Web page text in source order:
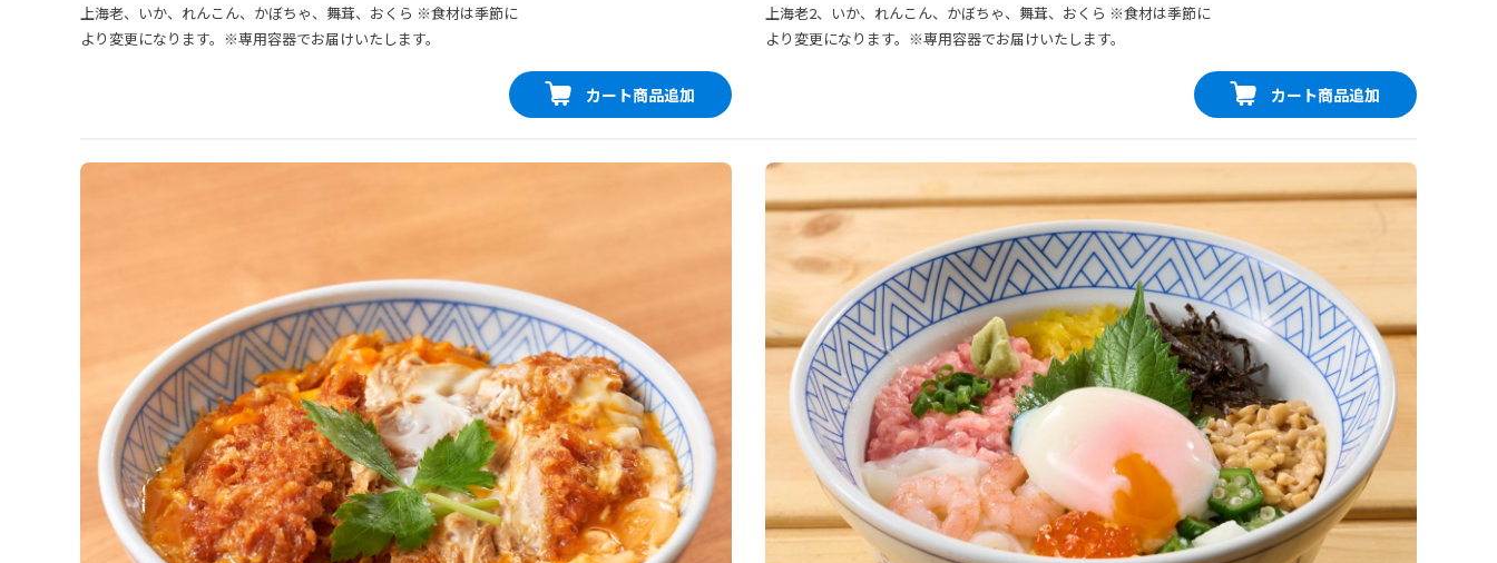
上海老、いか、れんこん、かぼちゃ、舞茸、おくら ※食材は季節に
より変更になります。※専用容器でお届けいたします。
カート商品追加
上海老2、いか、れんこん、かぼちゃ、舞茸、おくら ※食材は季節に
より変更になります。※専用容器でお届けいたします。
カート商品追加